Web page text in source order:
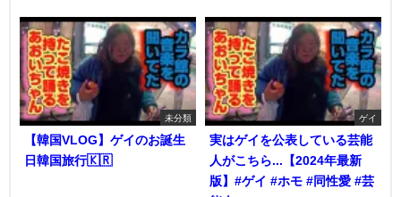
未分類
【韓国VLOG】ゲイのお誕生
日韓国旅行🇰🇷
ゲイ
実はゲイを公表している芸能
人がこちら...【2024年最新
版】#ゲイ #ホモ #同性愛 #芸